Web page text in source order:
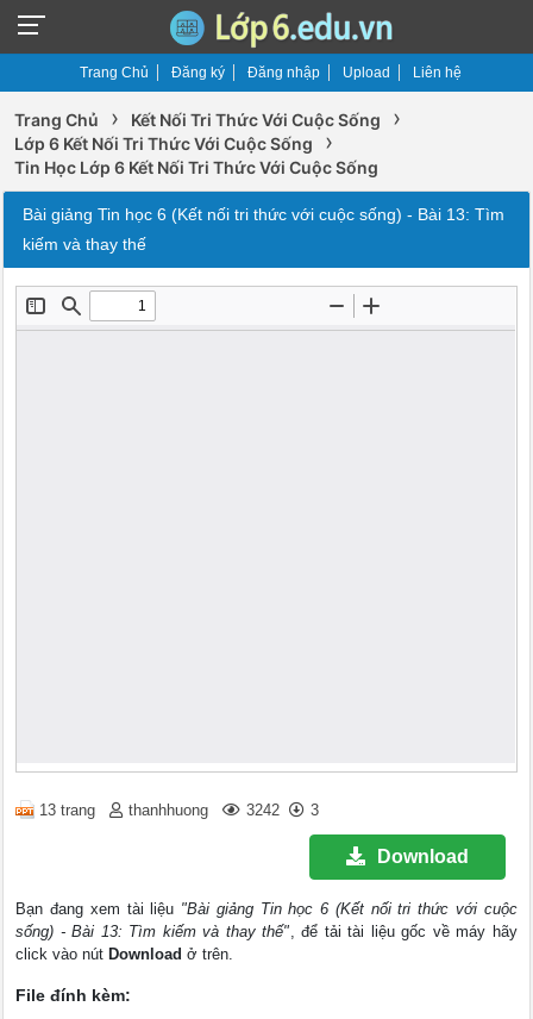
Trang Chủ Đăng ký Đăng nhập Upload Liên hệ
Trang Chủ › Kết Nối Tri Thức Với Cuộc Sống ›
Lớp 6 Kết Nối Tri Thức Với Cuộc Sống ›
Tin Học Lớp 6 Kết Nối Tri Thức Với Cuộc Sống
Bài giảng Tin học 6 (Kết nối tri thức với cuộc sống) - Bài 13: Tìm
kiếm và thay thế
13 trang thanhhuong 3242 3
Download
Bạn đang xem tài liệu "Bài giảng Tin học 6 (Kết nối tri thức với cuộc
sống) - Bài 13: Tìm kiếm và thay thế", để tải tài liệu gốc về máy hãy
click vào nút Download ở trên.
File đính kèm: